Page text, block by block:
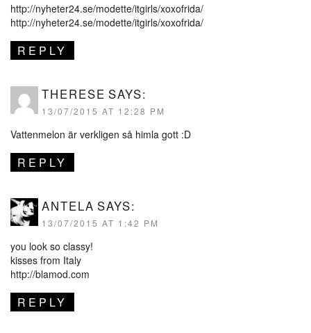
http://nyheter24.se/modette/itgirls/xoxofrida/
http://nyheter24.se/modette/itgirls/xoxofrida/
REPLY
THERESE SAYS:
13/07/2015 AT 12:28 PM
Vattenmelon är verkligen så himla gott :D
REPLY
ANTELA SAYS:
13/07/2015 AT 1:42 PM
you look so classy!
kisses from Italy
http://blamod.com
REPLY